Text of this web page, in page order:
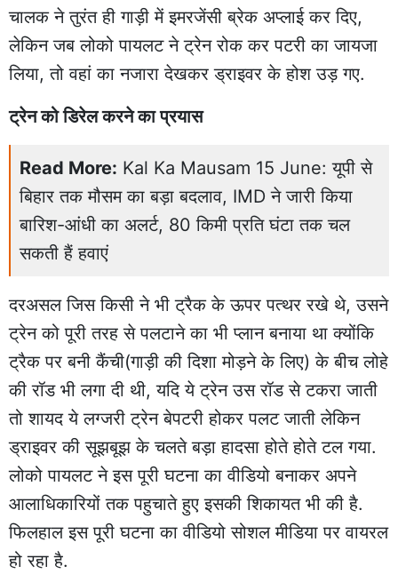
चालक ने तुरंत ही गाड़ी में इमरजेंसी ब्रेक अप्लाई कर दिए,
लेकिन जब लोको पायलट ने ट्रेन रोक कर पटरी का जायजा
लिया, तो वहां का नजारा देखकर ड्राइवर के होश उड़ गए.
ट्रेन को डिरेल करने का प्रयास
Read More: Kal Ka Mausam 15 June: यूपी से
बिहार तक मौसम का बड़ा बदलाव, IMD ने जारी किया
बारिश-आंधी का अलर्ट, 80 किमी प्रति घंटा तक चल
सकती हैं हवाएं
दरअसल जिस किसी ने भी ट्रैक के ऊपर पत्थर रखे थे, उसने
ट्रेन को पूरी तरह से पलटाने का भी प्लान बनाया था क्योंकि
ट्रैक पर बनी कैंची(गाड़ी की दिशा मोड़ने के लिए) के बीच लोहे
की रॉड भी लगा दी थी, यदि ये ट्रेन उस रॉड से टकरा जाती
तो शायद ये लग्जरी ट्रेन बेपटरी होकर पलट जाती लेकिन
ड्राइवर की सूझबूझ के चलते बड़ा हादसा होते होते टल गया.
लोको पायलट ने इस पूरी घटना का वीडियो बनाकर अपने
आलाधिकारियों तक पहुचाते हुए इसकी शिकायत भी की है.
फिलहाल इस पूरी घटना का वीडियो सोशल मीडिया पर वायरल
हो रहा है.